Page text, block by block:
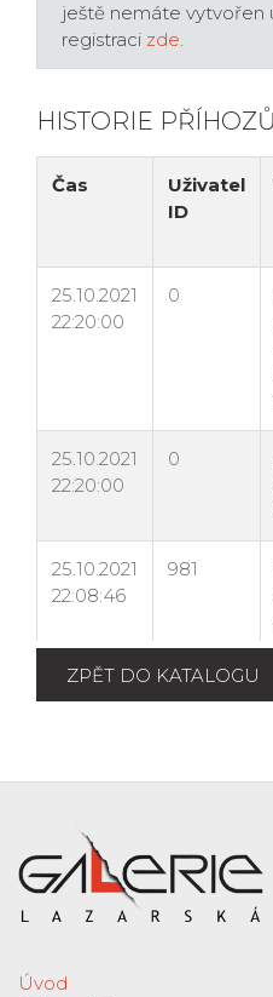
ještě nemáte vytvořen
registraci zde.
HISTORIE PŘÍHOZŮ
ZPĚT DO KATALOGU
Úvod